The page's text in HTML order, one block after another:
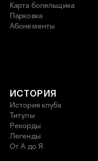
Карта болельщика
Парковка
Абонементы
ИСТОРИЯ
История клуба
Титулы
Рекорды
Легенды
От А до Я